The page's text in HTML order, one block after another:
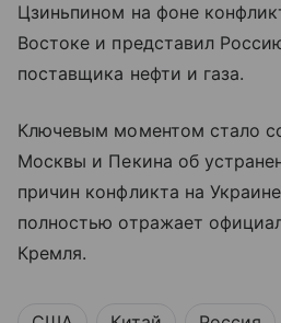
Цзиньпином на фоне
Востоке и представил
поставщика нефти и газа.
Ключевым моментом стало
Москвы и Пекина об
причин конфликта на
полностью отражает
Кремля.